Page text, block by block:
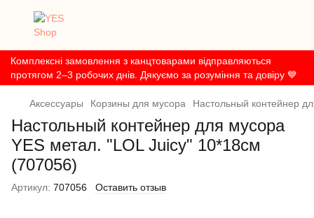
Комплексні замовлення з канцтоварами відправляються
протягом 2–3 робочих днів. Дякуємо за розуміння та довіру 💙
Аксессуары Корзины для мусора Настольный контейнер
Настольный контейнер для мусора
YES метал. "LOL Juicy" 10*18см
(707056)
Артикул: 707056 Оставить отзыв